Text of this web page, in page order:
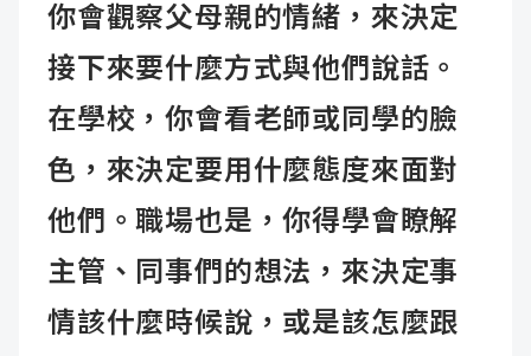
你會觀察父母親的情緒，來決定
接下來要什麼方式與他們說話。
在學校，你會看老師或同學的臉
色，來決定要用什麼態度來面對
他們。職場也是，你得學會瞭解
主管、同事們的想法，來決定事
情該什麼時候說，或是該怎麼跟